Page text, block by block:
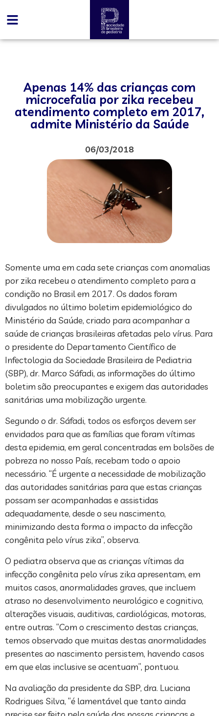
Apenas 14% das crianças com
microcefalia por zika recebeu
atendimento completo em 2017,
admite Ministério da Saúde
06/03/2018
Somente uma em cada sete crianças com anomalias
por zika recebeu o atendimento completo para a
condição no Brasil em 2017. Os dados foram
divulgados no último boletim epidemiológico do
Ministério da Saúde, criado para acompanhar a
saúde de crianças brasileiras afetadas pelo vírus. Para
o presidente do Departamento Científico de
Infectologia da Sociedade Brasileira de Pediatria
(SBP), dr. Marco Sáfadi, as informações do último
boletim são preocupantes e exigem das autoridades
sanitárias uma mobilização urgente.
Segundo o dr. Sáfadi, todos os esforços devem ser
envidados para que as famílias que foram vítimas
desta epidemia, em geral concentradas em bolsões de
pobreza no nosso País, recebam todo o apoio
necessário. “É urgente a necessidade de mobilização
das autoridades sanitárias para que estas crianças
possam ser acompanhadas e assistidas
adequadamente, desde o seu nascimento,
minimizando desta forma o impacto da infecção
congênita pelo vírus zika”, observa.
O pediatra observa que as crianças vítimas da
infecção congênita pelo vírus zika apresentam, em
muitos casos, anormalidades graves, que incluem
atraso no desenvolvimento neurológico e cognitivo,
alterações visuais, auditivas, cardiológicas, motoras,
entre outras. “Com o crescimento destas crianças,
temos observado que muitas destas anormalidades
presentes ao nascimento persistem, havendo casos
em que elas inclusive se acentuam”, pontuou.
Na avaliação da presidente da SBP, dra. Luciana
Rodrigues Silva, “é lamentável que tanto ainda